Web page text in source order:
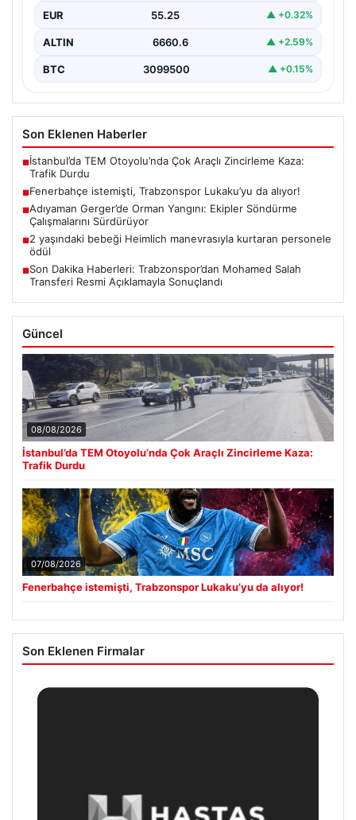
EUR 55.25 ▲ +0.32%
ALTIN 6660.6 ▲ +2.59%
BTC 3099500 ▲ +0.15%
Son Eklenen Haberler
■İstanbul’da TEM Otoyolu’nda Çok Araçlı Zincirleme Kaza:
Trafik Durdu
■Fenerbahçe istemişti, Trabzonspor Lukaku’yu da alıyor!
■Adıyaman Gerger’de Orman Yangını: Ekipler Söndürme
Çalışmalarını Sürdürüyor
■2 yaşındaki bebeği Heimlich manevrasıyla kurtaran personele
ödül
■Son Dakika Haberleri: Trabzonspor’dan Mohamed Salah
Transferi Resmi Açıklamayla Sonuçlandı
Güncel
08/08/2026
İstanbul’da TEM Otoyolu’nda Çok Araçlı Zincirleme Kaza:
Trafik Durdu
07/08/2026
Fenerbahçe istemişti, Trabzonspor Lukaku’yu da alıyor!
Son Eklenen Firmalar